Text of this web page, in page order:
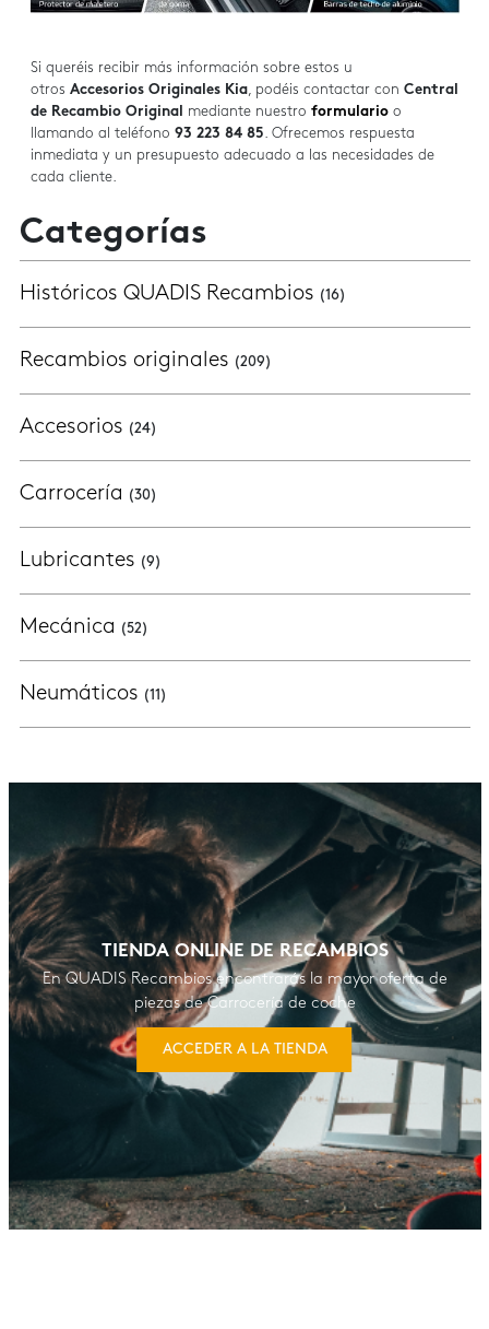
Categorías
Históricos QUADIS Recambios (16)
Recambios originales (209)
Accesorios (24)
Carrocería (30)
Lubricantes (9)
Mecánica (52)
Neumáticos (11)
TIENDA ONLINE DE RECAMBIOS
En QUADIS Recambios encontrarás la mayor oferta de
piezas de Carrocería de coche
ACCEDER A LA TIENDA
Si queréis recibir más información sobre estos u
otros Accesorios Originales Kia, podéis contactar con Central
de Recambio Original
mediante nuestro formularioo
llamando al teléfono 93 223 84 85. Ofrecemos respuesta
inmediata y un presupuesto adecuado a las necesidades de
cada cliente.